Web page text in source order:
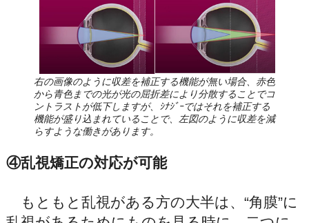
右の画像のように収差を補正する機能が無い場合、赤色
から青色までの光が光の屈折差により分散することでコ
ントラストが低下しますが、ｼﾅｼﾞｰではそれを補正する
機能が盛り込まれていることで、左図のように収差を減
らすような働きがあります。
④乱視矯正の対応が可能
もともと乱視がある方の大半は、“角膜”に